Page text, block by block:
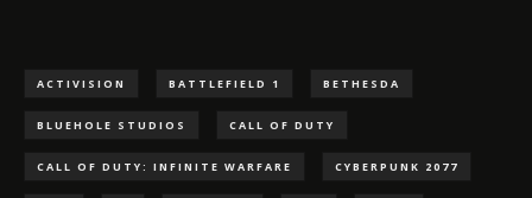
ACTIVISION BATTLEFIELD 1 BETHESDA
BLUEHOLE STUDIOS CALL OF DUTY
CALL OF DUTY: INFINITE WARFARE CYBERPUNK 2077